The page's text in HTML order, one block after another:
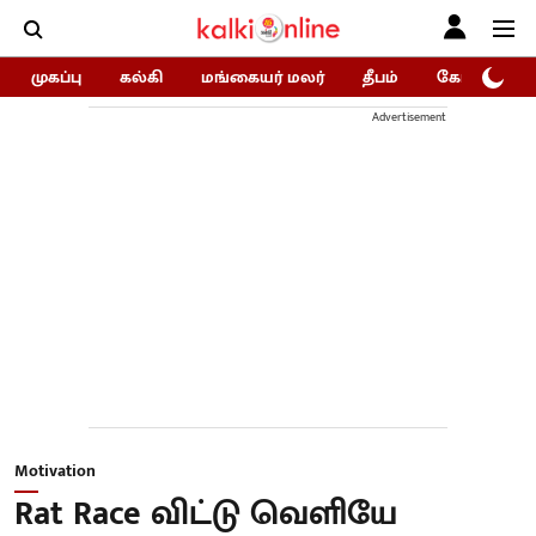
முகப்பு கல்கி மங்கையர் மலர் தீபம் கோகுலம்/
Advertisement
Motivation
Rat Race விட்டு வெளியே